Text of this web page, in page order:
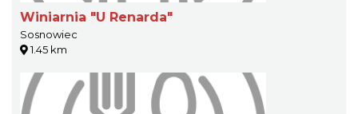
Winiarnia "U Renarda"
Sosnowiec
1.45 km